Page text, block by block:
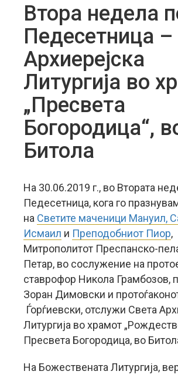
Втора недела
Педесетница
Архиерејска
Литургија во
„Пресвета
Богородица“,
Битола
На 30.06.2019 г., во Втората
Педесетница, кога го
на Светите маченици Мануил,
Исмаил и Преподобниот Пиор,
Митрополитот Преспанско-
Петар, во сослужение на
ставрофор Никола Грамбозов,
Зоран Димовски и
Ѓорѓиевски, отслужи Света
Литургија во храмот
Пресвета Богородица, во
На Божествената Литургија,